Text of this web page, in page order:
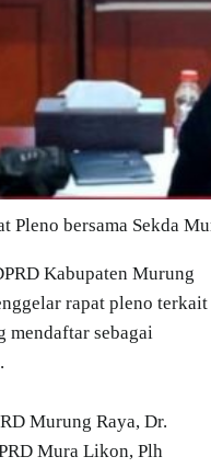
Pleno bersama Sekda
Kabupaten Murung
rapat pleno terkait
mendaftar sebagai
Murung Raya, Dr.
Mura Likon, Plh